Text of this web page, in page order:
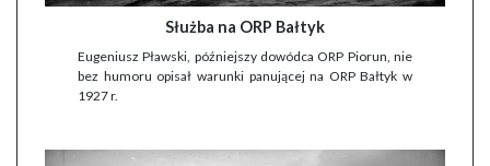
Służba na ORP Bałtyk
Eugeniusz Pławski, późniejszy dowódca ORP Piorun, nie
bez humoru opisał warunki panującej na ORP Bałtyk w
1927 r.